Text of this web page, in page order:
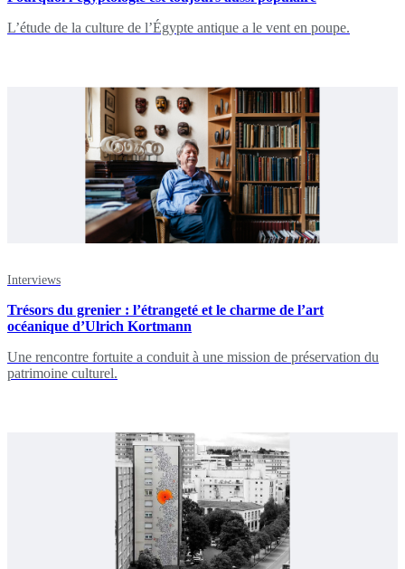
L’étude de la culture de l’Égypte antique a le vent en poupe.
Interviews
Trésors du grenier : l’étrangeté et le charme de l’art
océanique d’Ulrich Kortmann
Une rencontre fortuite a conduit à une mission de préservation du
patrimoine culturel.